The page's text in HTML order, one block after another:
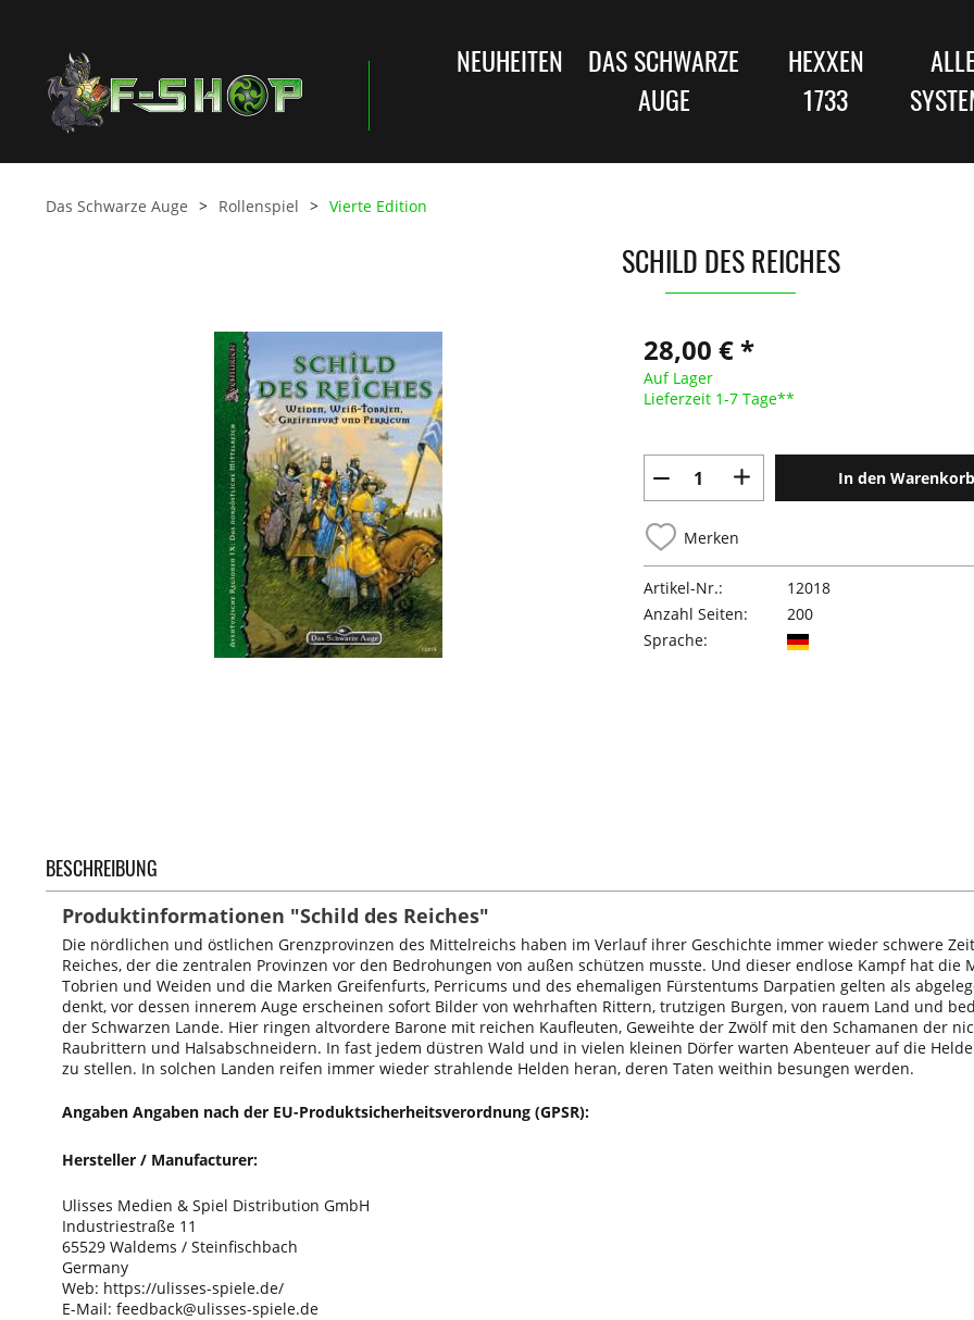
NEUHEITEN
DAS SCHWARZE
AUGE
HEXXEN
1733
ALLE
Das Schwarze Auge Rollenspiel Vierte Edition
SCHILD DES REICHES
28,00 € *
Auf Lager
Lieferzeit 1-7 Tage**
In den Warenkorb
Merken
Artikel-Nr.:
12018
Anzahl Seiten:
200
Sprache:
BESCHREIBUNG
Produktinformationen "Schild des Reiches"
Die nördlichen und östlichen Grenzprovinzen des Mittelreichs haben im Verlauf ihrer Geschichte immer wieder schwere
Reiches, der die zentralen Provinzen vor den Bedrohungen von außen schützen musste. Und dieser endlose Kampf hat
Tobrien und Weiden und die Marken Greifenfurts, Perricums und des ehemaligen Fürstentums Darpatien gelten als
denkt, vor dessen innerem Auge erscheinen sofort Bilder von wehrhaften Rittern, trutzigen Burgen, von rauem Land und
der Schwarzen Lande. Hier ringen altvordere Barone mit reichen Kaufleuten, Geweihte der Zwölf mit den Schamanen der
Raubrittern und Halsabschneidern. In fast jedem düstren Wald und in vielen kleinen Dörfer warten Abenteuer auf die
zu stellen. In solchen Landen reifen immer wieder strahlende Helden heran, deren Taten weithin besungen werden.
Angaben Angaben nach der EU-Produktsicherheitsverordnung (GPSR):
Hersteller / Manufacturer:
Ulisses Medien & Spiel Distribution GmbH
Industriestraße 11
65529 Waldems / Steinfischbach
Germany
Web: https://ulisses-spiele.de/
E-Mail: feedback@ulisses-spiele.de